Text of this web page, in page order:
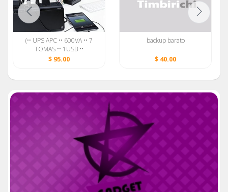
(•• UPS APC •• 600VA •• 7
TOMAS •• 1USB ••
PROTECTOR DE LINEA ••
$ 95.00
backup barato
$ 40.00